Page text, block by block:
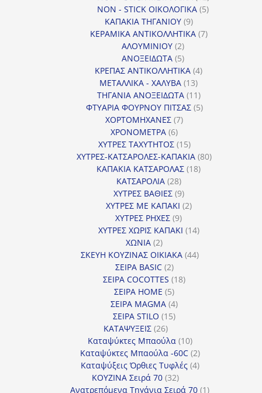
προϊόντα
NON - STICK ΟΙΚΟΛΟΓΙΚΑ 55
ΚΑΠΑΚΙΑ ΤΗΓΑΝΙΟΥ 99
προϊόντα
ΚΕΡΑΜΙΚΑ ΑΝΤΙΚΟΛΛΗΤΙΚΑ 77
ΑΛΟΥΜΙΝΙΟΥ 22
προϊόντα
ΑΝΟΞΕΙΔΩΤΑ 55
προϊόντα
ΚΡΕΠΑΣ ΑΝΤΙΚΟΛΛΗΤΙΚΑ 44
ΜΕΤΑΛΛΙΚΑ - ΧΑΛΥΒΑ 1313
προϊόντα
ΤΗΓΑΝΙΑ ΑΝΟΞΕΙΔΩΤΑ 1111
προϊόντα
ΦΤΥΑΡΙΑ ΦΟΥΡΝΟΥ ΠΙΤΣΑΣ 55
ΧΟΡΤΟΜΗΧΑΝΕΣ 77
ΧΡΟΝΟΜΕΤΡΑ 66
προϊόντα
ΧΥΤΡΕΣ ΤΑΧΥΤΗΤΟΣ 1515
προϊόντα
ΧΥΤΡΕΣ-ΚΑΤΣΑΡΟΛΕΣ-ΚΑΠΑΚΙΑ 8080
ΚΑΠΑΚΙΑ ΚΑΤΣΑΡΟΛΑΣ 1818
ΚΑΤΣΑΡΟΛΙΑ 2828
προϊόντα
ΧΥΤΡΕΣ ΒΑΘΙΕΣ 99
προϊόντα
ΧΥΤΡΕΣ ΜΕ ΚΑΠΑΚΙ 22
ΧΥΤΡΕΣ ΡΗΧΕΣ 99
προϊόντα
ΧΥΤΡΕΣ ΧΩΡΙΣ ΚΑΠΑΚΙ 1414
ΧΩΝΙΑ 22
προϊόντα
ΣΚΕΥΗ ΚΟΥΖΙΝΑΣ ΟΙΚΙΑΚΑ 4444
ΣΕΙΡΑ BASIC 22
προϊόντα
ΣΕΙΡΑ COCOTTES 1818
ΣΕΙΡΑ HOME 55
προϊόντα
ΣΕΙΡΑ MAGMA 44
προϊόντα
ΣΕΙΡΑ STILO 1515
ΚΑΤΑΨΥΞΕΙΣ 2626
προϊόντα
Καταψύκτες Μπαούλα 1010
προϊόντα
Καταψύκτες Μπαούλα -60C 22
προϊόντα
Καταψύξεις Όρθιες Τυφλές 44
ΚΟΥΖΙΝΑ Σειρά 70 3232
προϊόντα
Ανατρεπόμενα Τηγάνια Σειρά 70 11